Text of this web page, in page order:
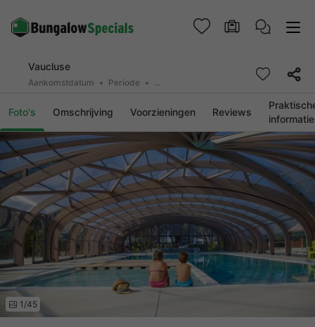
Vaucluse
Aankomstdatum Periode 2 personen, 0 huisdier
Foto's Omschrijving Voorzieningen Reviews
informatie
1/45